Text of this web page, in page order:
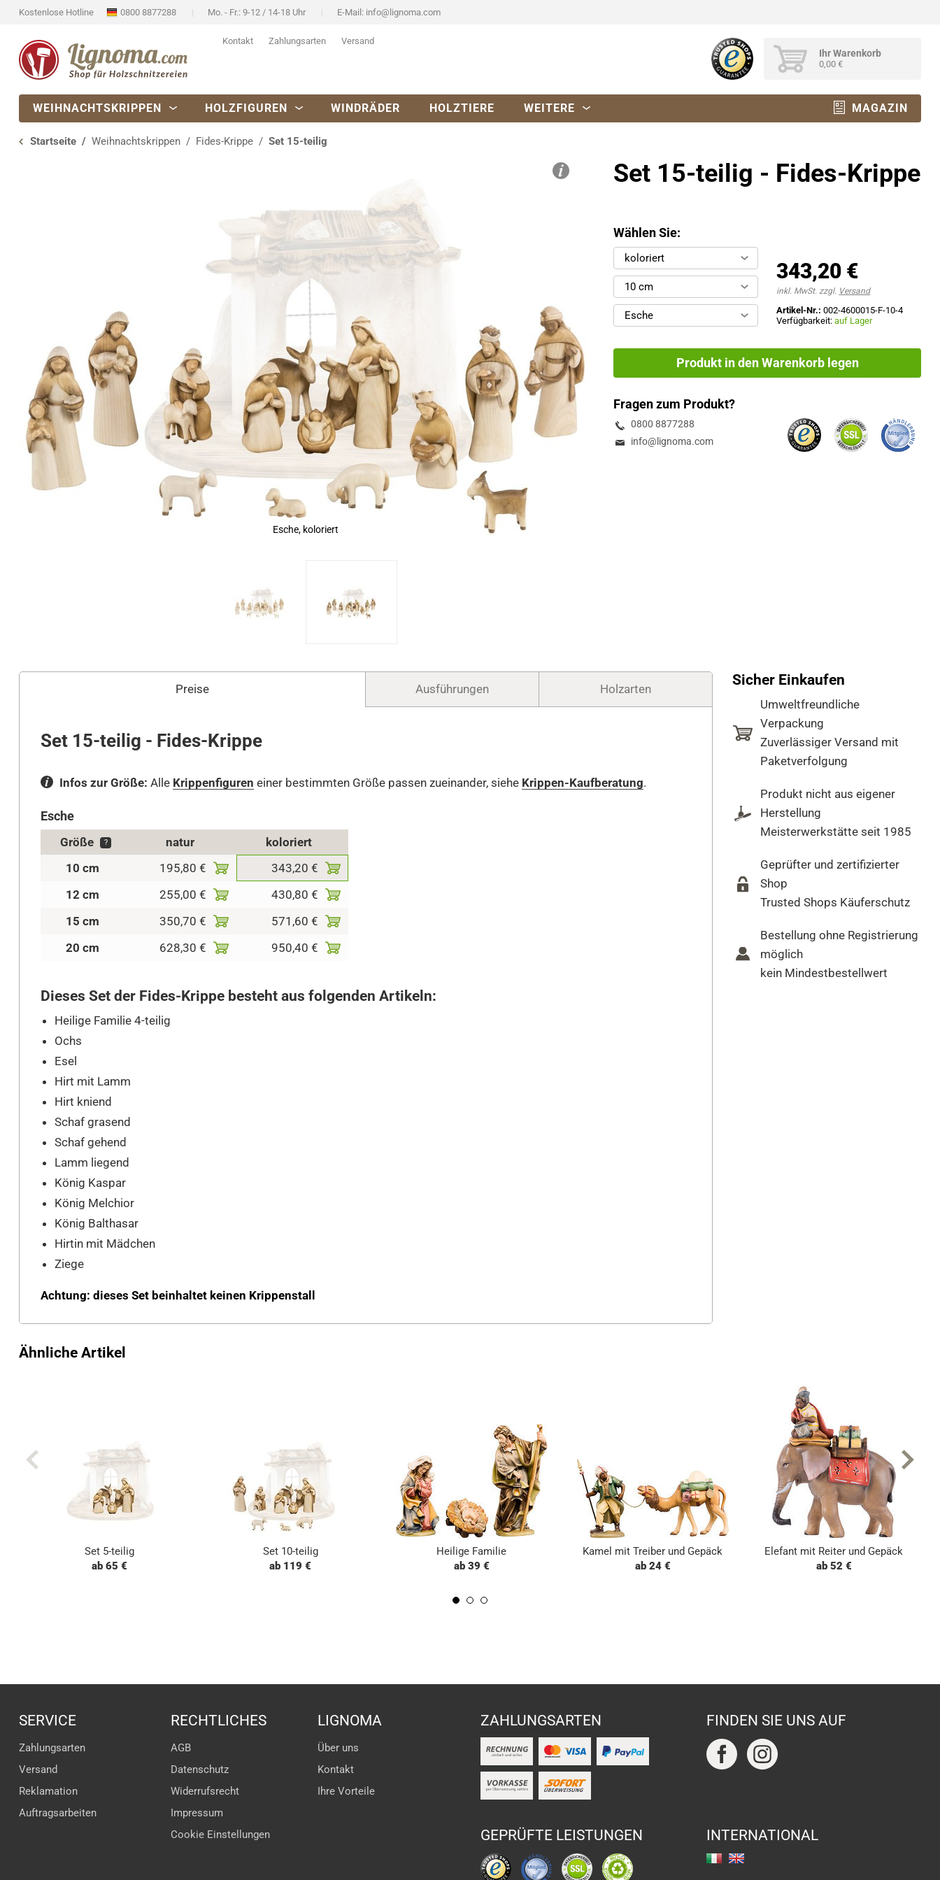
Kostenlose Hotline 0800 8877288 Mo. - Fr.: 9-12 / 14-18 Uhr E-Mail: info@lignoma.com
Kontakt Zahlungsarten Versand
Ihr Warenkorb
0,00 €
WEIHNACHTSKRIPPEN HOLZFIGUREN WINDRÄDER HOLZTIERE WEITERE MAGAZIN
Startseite Weihnachtskrippen Fides-Krippe Set 15-teilig
Esche, koloriert
Set 15-teilig - Fides-Krippe
Wählen Sie:
koloriert
10 cm
Esche
343,20 €
inkl. MwSt. zzgl. Versand
Artikel-Nr.: 002-4600015-F-10-4
Verfügbarkeit:auf Lager
Produkt in den Warenkorb legen
Fragen zum Produkt?
0800 8877288
info@lignoma.com
Preise Ausführungen Holzarten
Set 15-teilig - Fides-Krippe
Infos zur Größe: Alle Krippenfiguren einer bestimmten Größe passen zueinander, siehe Krippen-Kaufberatung.
Esche
Größe ? natur
koloriert
10 cm
195,80 €
343,20 €
12 cm
255,00 €
430,80 €
15 cm
350,70 €
571,60 €
20 cm
628,30 € 950,40 €
Dieses Set der Fides-Krippe besteht aus folgenden Artikeln:
Heilige Familie 4-teilig
Ochs
Esel
Hirt mit Lamm
Hirt kniend
Schaf grasend
Schaf gehend
Lamm liegend
König Kaspar
König Melchior
König Balthasar
Hirtin mit Mädchen
Ziege
Achtung: dieses Set beinhaltet keinen Krippenstall
Sicher Einkaufen
Umweltfreundliche
Verpackung
Zuverlässiger Versand mit
Paketverfolgung
Produkt nicht aus eigener
Herstellung
Meisterwerkstätte seit 1985
Geprüfter und zertifizierter
Shop
Trusted Shops Käuferschutz
Bestellung ohne Registrierung
möglich
kein Mindestbestellwert
Ähnliche Artikel
Set 5-teilig
ab 65 €
Set 10-teilig
ab 119 €
Heilige Familie
ab 39 €
Kamel mit Treiber und Gepäck
ab 24 €
Elefant mit Reiter und Gepäck
ab 52 €
SERVICE
Zahlungsarten
Versand
Reklamation
Auftragsarbeiten
RECHTLICHES
AGB
Datenschutz
Widerrufsrecht
Impressum
Cookie Einstellungen
LIGNOMA
Über uns
Kontakt
Ihre Vorteile
ZAHLUNGSARTEN FINDEN SIE UNS AUF
GEPRÜFTE LEISTUNGEN INTERNATIONAL